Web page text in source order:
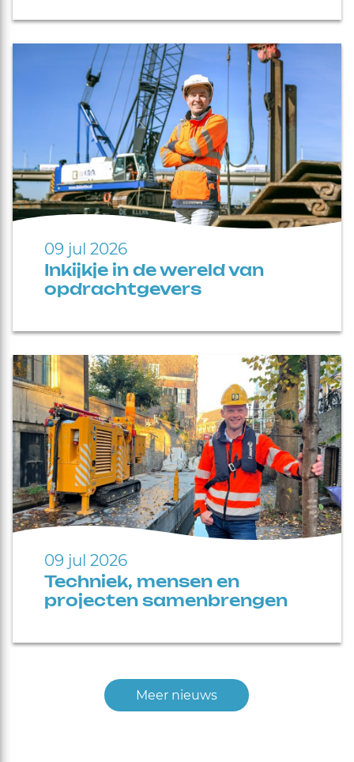
09 jul 2026
Inkijkje in de wereld van
opdrachtgevers
09 jul 2026
Techniek, mensen en
projecten samenbrengen
Meer nieuws